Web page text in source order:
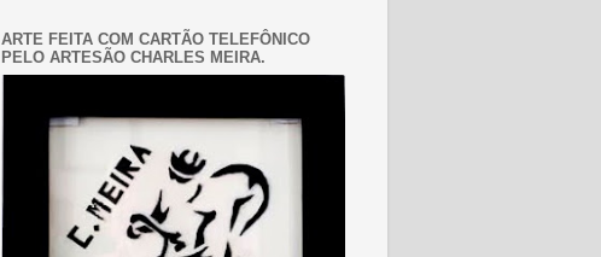
ARTE FEITA COM CARTÃO TELEFÔNICO
PELO ARTESÃO CHARLES MEIRA.